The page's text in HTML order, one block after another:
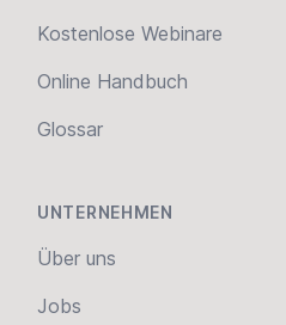
Kostenlose Webinare
Online Handbuch
Glossar
UNTERNEHMEN
Über uns
Jobs